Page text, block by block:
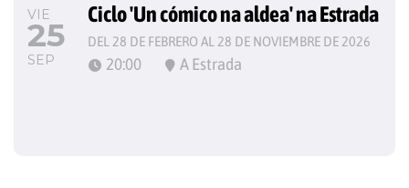
VIE
25
SEP
Ciclo 'Un cómico na aldea' na Estrada
DEL 28 DE FEBRERO AL 28 DE NOVIEMBRE DE 2026
20:00 A Estrada